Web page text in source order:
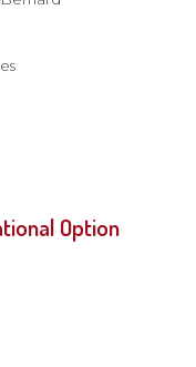
Option